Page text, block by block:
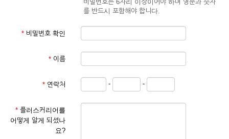
제3조 (약관의 외 준칙)
관계법령의 규정에 따릅니다.
① 서비스 이용계약은 서비스 이용 희망자가 본 약관에 동의한
를 심사, 승낙함으로써 성립하며, 회사는 신청자의 실명 확인 절
차를 밟을 수 있습니다.
② 회원가입시 입력한 ID는 변경할 수 없으며, 회원 1인당 한 개
의 ID가 발급됩니다. 부득이한 경우로 인해 변경하고자 하는 경
비밀번호는 6자리 이상이어야 하며 영문과 숫자
를 반드시 포함해야 합니다.
* 비밀번호 확인
* 이름
* 연락처 - -
* 플러스커리어를
어떻게 알게 되셨나
요?